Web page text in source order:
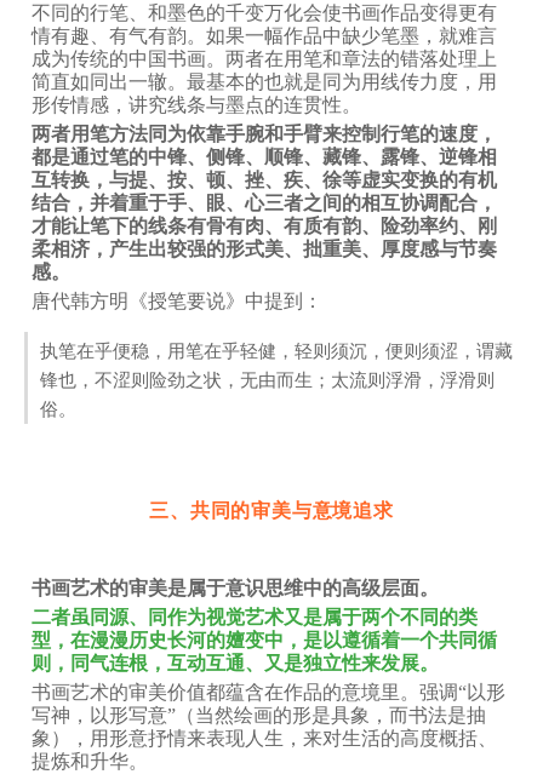
不同的行笔、和墨色的千变万化会使书画作品变得更有
情有趣、有气有韵。如果一幅作品中缺少笔墨，就难言
成为传统的中国书画。两者在用笔和章法的错落处理上
简直如同出一辙。最基本的也就是同为用线传力度，用
形传情感，讲究线条与墨点的连贯性。
两者用笔方法同为依靠手腕和手臂来控制行笔的速度，
都是通过笔的中锋、侧锋、顺锋、藏锋、露锋、逆锋相
互转换，与提、按、顿、挫、疾、徐等虚实变换的有机
结合，并着重于手、眼、心三者之间的相互协调配合，
才能让笔下的线条有骨有肉、有质有韵、险劲率约、刚
柔相济，产生出较强的形式美、拙重美、厚度感与节奏
感。
唐代韩方明《授笔要说》中提到：
执笔在乎便稳，用笔在乎轻健，轻则须沉，便则须涩，谓藏
锋也，不涩则险劲之状，无由而生；太流则浮滑，浮滑则
俗。
三、共同的审美与意境追求
书画艺术的审美是属于意识思维中的高级层面。
二者虽同源、同作为视觉艺术又是属于两个不同的类
型，在漫漫历史长河的嬗变中，是以遵循着一个共同循
则，同气连根，互动互通、又是独立性来发展。
书画艺术的审美价值都蕴含在作品的意境里。强调“以形
写神，以形写意”（当然绘画的形是具象，而书法是抽
象），用形意抒情来表现人生，来对生活的高度概括、
提炼和升华。